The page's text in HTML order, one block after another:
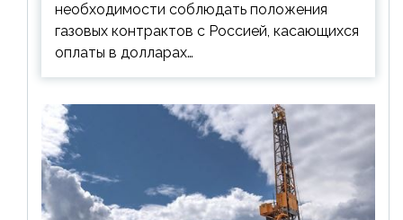
необходимости соблюдать положения
газовых контрактов с Россией, касающихся
оплаты в долларах…